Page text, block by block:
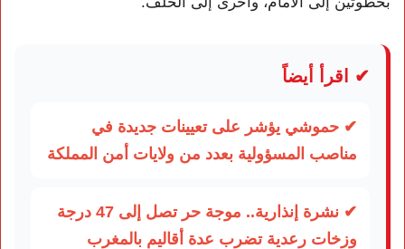
✔ اقرأ أيضاً
✔ حموشي يؤشر على تعيينات جديدة في
مناصب المسؤولية بعدد من ولايات أمن المملكة
✔ نشرة إنذارية.. موجة حر تصل إلى 47 درجة
وزخات رعدية تضرب عدة أقاليم بالمغرب